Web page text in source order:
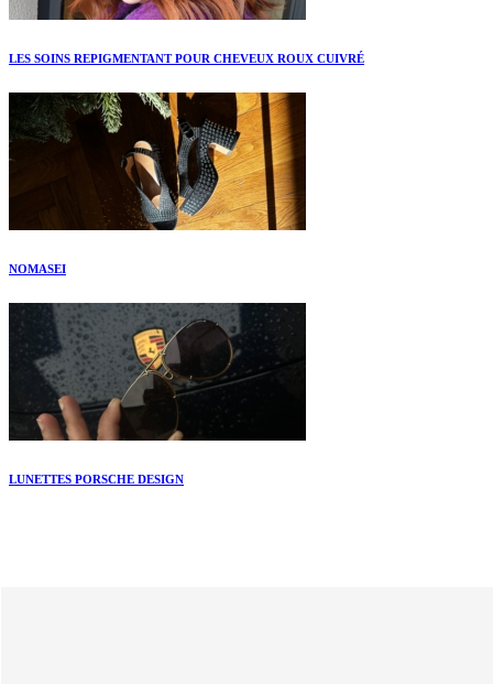
LES SOINS REPIGMENTANT POUR CHEVEUX ROUX CUIVRÉ
NOMASEI
LUNETTES PORSCHE DESIGN